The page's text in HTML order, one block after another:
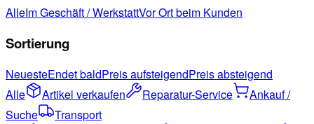
AlleIm Geschäft / WerkstattVor Ort beim Kunden
Sortierung
NeuesteEndet baldPreis aufsteigendPreis absteigend
Alle
Artikel verkaufen Reparatur-Service
Ankauf /
Suche
Transport